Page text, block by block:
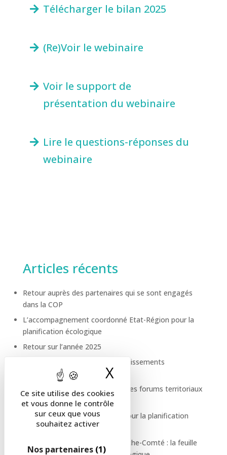
Ce site utilise des cookies
et vous donne le contrôle
sur ceux que vous
souhaitez activer
Nos partenaires (1)
X
Télécharger le bilan 2025
(Re)Voir le webinaire
Voir le support de
présentation du webinaire
Lire le questions-réponses du
webinaire
Articles récents
Retour auprès des partenaires qui se sont engagés
dans la COP
L’accompagnement coordonné Etat-Région pour la
planification écologique
Retour sur l’année 2025
La COP se déploie dans les établissements
d’enseignement supérieur
Vous avez été au rendez-vous des forums territoriaux
de la COP, merci !
Des modalités de suivi fiables pour la planification
écologique
Mieux vivre en Bourgogne-Franche-Comté : la feuille